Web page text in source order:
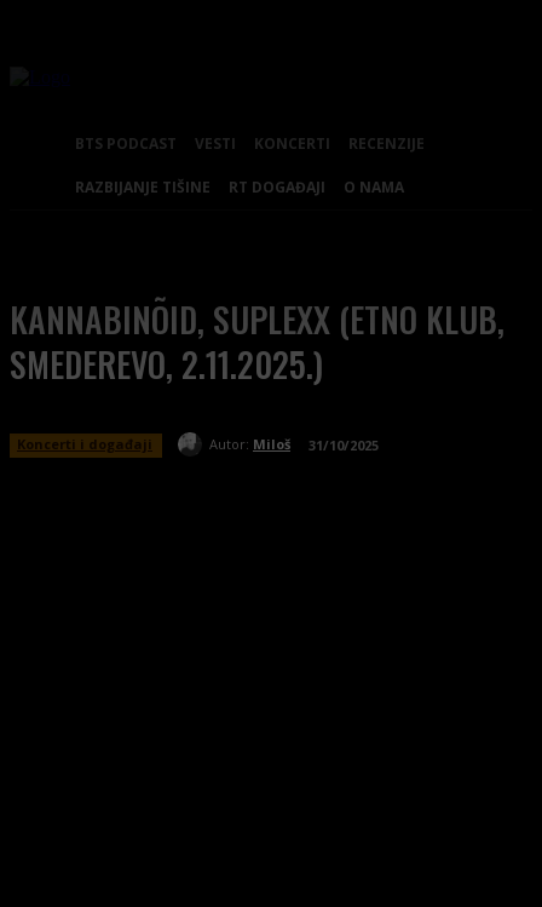
BTS PODCAST VESTI KONCERTI RECENZIJE
RAZBIJANJE TIŠINE RT DOGAĐAJI O NAMA
KANNABINÕID, SUPLEXX (ETNO KLUB,
SMEDEREVO, 2.11.2025.)
Koncerti i događaji Autor: Miloš 31/10/2025